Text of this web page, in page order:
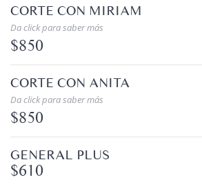
CORTE CON MIRIAM
Da click para saber más
$850
CORTE CON ANITA
Da click para saber más
$850
GENERAL PLUS
$610